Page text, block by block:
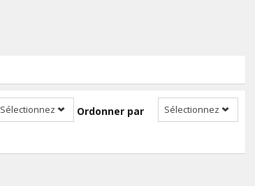
Ordonner par Sélectionnez
Sélectionnez